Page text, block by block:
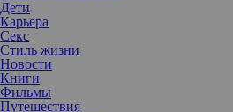
Дети
Карьера
Секс
Стиль жизни
Новости
Книги
Фильмы
Путешествия